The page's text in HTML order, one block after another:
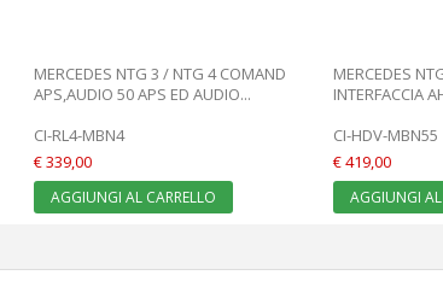
MERCEDES NTG 3 / NTG 4 COMAND
APS,AUDIO 50 APS ED AUDIO...
CI-RL4-MBN4
€ 339,00
AGGIUNGI AL CARRELLO
MERCEDES
INTERFACCIA
CI-HDV-MBN55
€ 419,00
AGGIUNGI AL